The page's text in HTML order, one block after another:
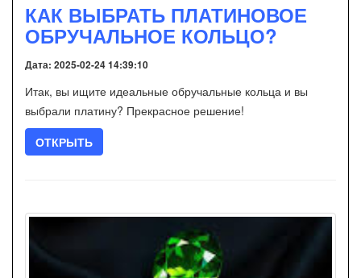
КАК ВЫБРАТЬ ПЛАТИНОВОЕ
ОБРУЧАЛЬНОЕ КОЛЬЦО?
Дата: 2025-02-24 14:39:10
Итак, вы ищите идеальные обручальные кольца и вы
выбрали платину? Прекрасное решение!
ОТКРЫТЬ